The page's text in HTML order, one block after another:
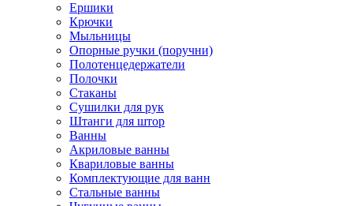
Ершики
Крючки
Мыльницы
Опорные ручки (поручни)
Полотенцедержатели
Полочки
Стаканы
Сушилки для рук
Штанги для штор
Ванны
Акриловые ванны
Квариловые ванны
Комплектующие для ванн
Стальные ванны